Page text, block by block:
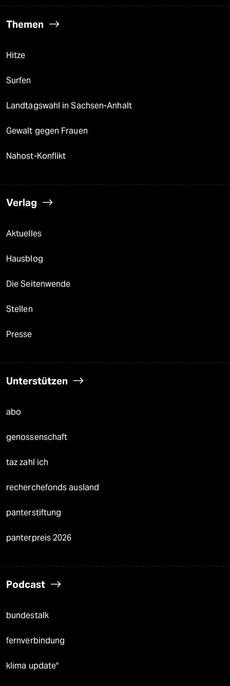
Themen
Hitze
Surfen
Landtagswahl in Sachsen-Anhalt
Gewalt gegen Frauen
Nahost-Konflikt
Verlag
Aktuelles
Hausblog
Die Seitenwende
Stellen
Presse
Unterstützen
abo
genossenschaft
taz zahl ich
recherchefonds ausland
panterstiftung
panterpreis 2026
Podcast
bundestalk
fernverbindung
klima update°